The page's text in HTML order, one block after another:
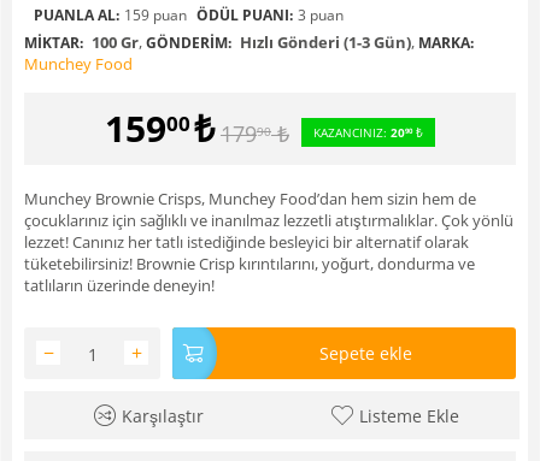
PUANLA AL: 159 puan ÖDÜL PUANI: 3 puan
MIKTAR: 100 Gr,GÖNDERIM: Hızlı Gönderi (1-3 Gün), MARKA:
Munchey Food
15900₺ 17990 ₺ KAZANCINIZ: 2090₺
Munchey Brownie Crisps, Munchey Food’dan hem sizin hem de
çocuklarınız için sağlıklı ve inanılmaz lezzetli atıştırmalıklar. Çok yönlü
lezzet! Canınız her tatlı istediğinde besleyici bir alternatif olarak
tüketebilirsiniz! Brownie Crisp kırıntılarını, yoğurt, dondurma ve
tatlıların üzerinde deneyin!
+
− Sepete ekle
Karşılaştır Listeme Ekle